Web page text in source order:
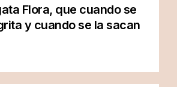
Flora, que cuando se
y cuando se la sacan